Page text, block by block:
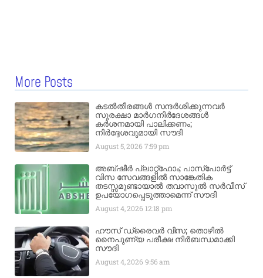
More Posts
കടൽതീരങ്ങൾ സന്ദർശിക്കുന്നവർ
സുരക്ഷാ മാർഗനിർദേശങ്ങൾ
കർശനമായി പാലിക്കണം;
നിർദ്ദേശവുമായി സൗദി
August 5, 2026 7:59 pm
അബ്ഷീർ പ്ലാറ്റ്‌ഫോം; പാസ്‌പോർട്ട്
വിസ സേവങ്ങളിൽ സാങ്കേതിക
തടസ്സമുണ്ടായാൽ തവാസുൽ സർവീസ്
ഉപയോഗപ്പെടുത്താമെന്ന് സൗദി
August 4, 2026 12:18 pm
ഹൗസ് ഡ്രൈവർ വിസ; തൊഴിൽ
നൈപുണ്യ പരീക്ഷ നിർബന്ധമാക്കി
സൗദി
August 4, 2026 9:56 am